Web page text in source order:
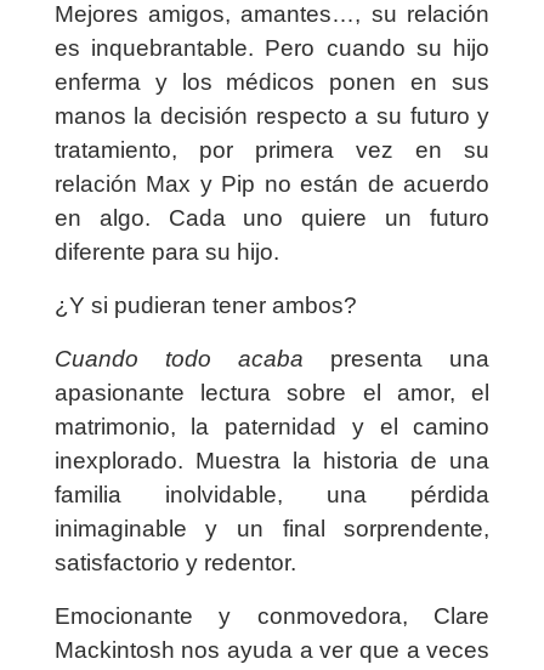
Mejores amigos, amantes…, su relación
es inquebrantable. Pero cuando su hijo
enferma y los médicos ponen en sus
manos la decisión respecto a su futuro y
tratamiento, por primera vez en su
relación Max y Pip no están de acuerdo
en algo. Cada uno quiere un futuro
diferente para su hijo.
¿Y si pudieran tener ambos?
Cuando todo acaba presenta una
apasionante lectura sobre el amor, el
matrimonio, la paternidad y el camino
inexplorado. Muestra la historia de una
familia inolvidable, una pérdida
inimaginable y un final sorprendente,
satisfactorio y redentor.
Emocionante y conmovedora, Clare
Mackintosh nos ayuda a ver que a veces